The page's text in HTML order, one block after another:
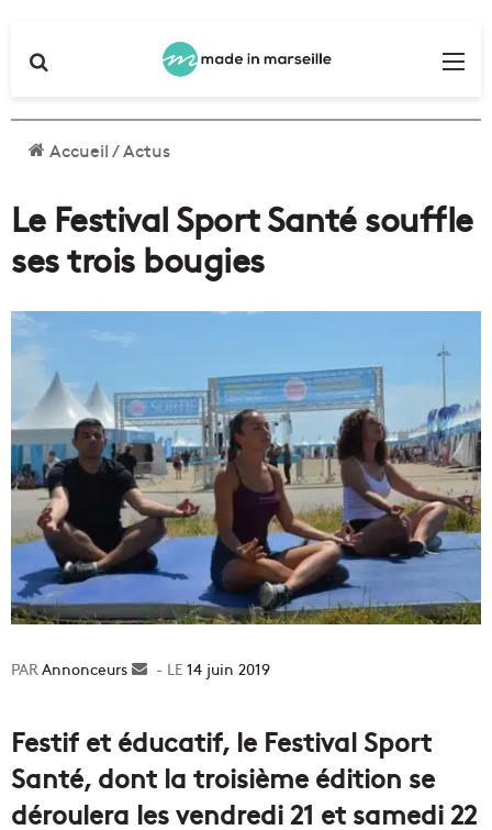
Accueil/Actus
Le Festival Sport Santé souffle
ses trois bougies
Annonceurs
Envoyer14 juin 2019
Festif et éducatif, le Festival Sport
Santé, dont la troisième édition se
déroulera les vendredi 21 et samedi 22